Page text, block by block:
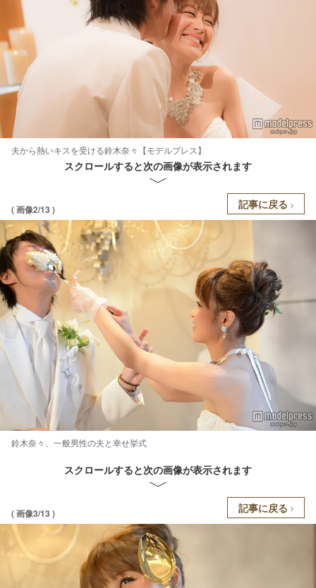
夫から熱いキスを受ける鈴木奈々【モデルプレス】
スクロールすると次の画像が表示されます
( 画像2/13 ) 記事に戻る
鈴木奈々、一般男性の夫と幸せ挙式
スクロールすると次の画像が表示されます
( 画像3/13 ) 記事に戻る